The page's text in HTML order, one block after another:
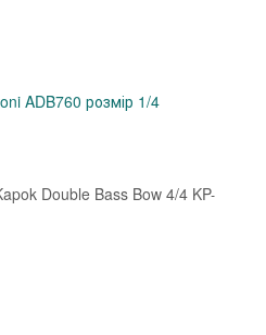
ADB760 розмір 1/4